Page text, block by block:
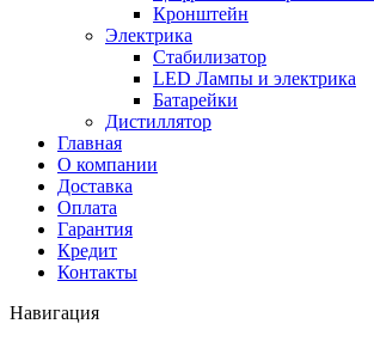
Кронштейн
Электрика
Стабилизатор
LED Лампы и электрика
Батарейки
Дистиллятор
Главная
О компании
Доставка
Оплата
Гарантия
Кредит
Контакты
Навигация